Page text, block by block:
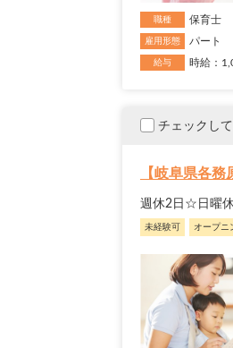
職種 保育士
雇用形態 パート
給与 時給：
チェックし
【岐阜県各
週休2日☆日曜
未経験可 オープニ